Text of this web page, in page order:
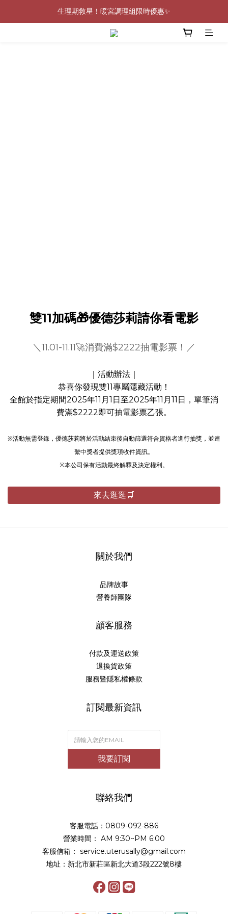
0805-0808指定商品滿$2000結帳88折💖
生理期救星！暖宮調理組限時優惠✨
0805-0808指定商品滿$2000結帳88折💖
雙11加碼🎁優德莎莉請你看電影
＼11.01-11.11🚀消費滿$2222抽電影票！／
｜活動辦法｜
恭喜你發現雙11專屬隱藏活動！
全館於指定期間2025年11月1日至2025年11月11日，單筆消
費滿$2222即可抽電影票乙張。
※活動無需登錄，優德莎莉將於活動結束後自動篩選符合資格者進行抽獎，並連
繫中獎者提供獎項收件資訊。
※本公司保有活動最終解釋及決定權利。
來去逛逛🛒
關於我們
品牌故事
營養師團隊
顧客服務
付款及運送政策
退換貨政策
服務暨隱私權條款
訂閱最新資訊
我要訂閱
聯絡我們
客服電話：0809-092-886
營業時間： AM 9:30~PM 6:00
客服信箱： service.uterusally@gmail.com
地址：新北市新莊區新北大道3段222號8樓